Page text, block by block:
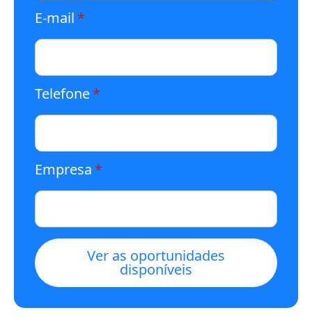
E-mail *
Telefone*
Empresa *
Ver as oportunidades
disponíveis